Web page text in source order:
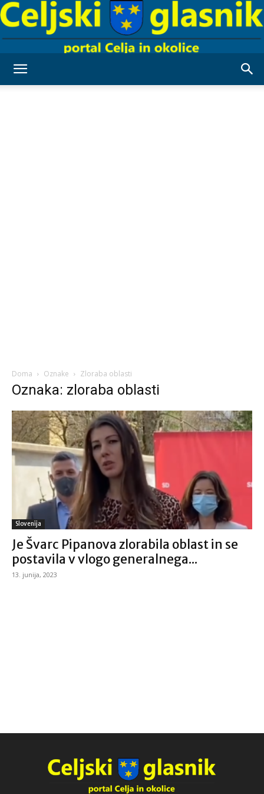
Doma Oznake Zloraba oblasti
Oznaka: zloraba oblasti
Slovenija
Je Švarc Pipanova zlorabila oblast in se
postavila v vlogo generalnega...
13. junija, 2023